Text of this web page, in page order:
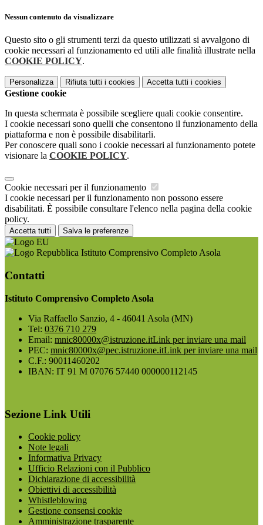
Nessun contenuto da visualizzare
Questo sito o gli strumenti terzi da questo utilizzati si avvalgono di
cookie necessari al funzionamento ed utili alle finalità illustrate nella
COOKIE POLICY.
Personalizza Rifiuta tutti i cookies Accetta tutti i cookies
Gestione cookie
In questa schermata è possibile scegliere quali cookie consentire.
I cookie necessari sono quelli che consentono il funzionamento della
piattaforma e non è possibile disabilitarli.
Per conoscere quali sono i cookie necessari al funzionamento potete
visionare la COOKIE POLICY.
Cookie necessari per il funzionamento
I cookie necessari per il funzionamento non possono essere
disabilitati. È possibile consultare l'elenco nella pagina della cookie
policy.
Accetta tutti Salva le preferenze
Istituto Comprensivo Completo Asola
Contatti
Istituto Comprensivo Completo Asola
Via Raffaello Sanzio, 4 - 46041 Asola (MN)
Tel: 0376 710 279
Email: mnic80000x@istruzione.itLink per inviare una mail
PEC: mnic80000x@pec.istruzione.itLink per inviare una mail
C.F.: 90011460202
IBAN: IT 91 M 07076 57440 000000112145
Sezione Link Utili
Cookie policy
Note legali
Informativa Privacy
Ufficio Relazioni con il Pubblico
Dichiarazione di accessibilità
Obiettivi di accessibilità
Whistleblowing
Gestione consensi cookie
Amministrazione trasparente